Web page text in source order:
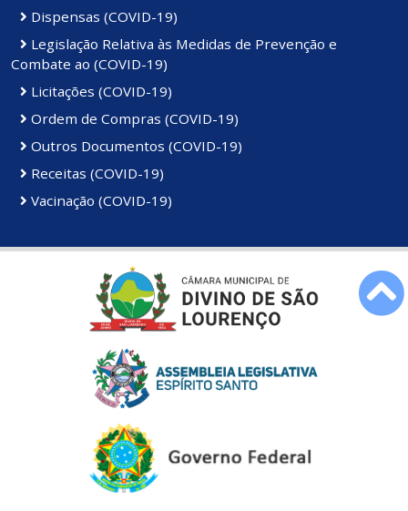
Dispensas (COVID-19)
Legislação Relativa às Medidas de Prevenção e
Combate ao (COVID-19)
Licitações (COVID-19)
Ordem de Compras (COVID-19)
Outros Documentos (COVID-19)
Receitas (COVID-19)
Vacinação (COVID-19)